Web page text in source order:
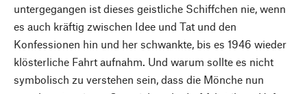
untergegangen ist dieses geistliche Schiffchen nie, wenn
es auch kräftig zwischen Idee und Tat und den
Konfessionen hin und her schwankte, bis es 1946 wieder
klösterliche Fahrt aufnahm. Und warum sollte es nicht
symbolisch zu verstehen sein, dass die Mönche nun